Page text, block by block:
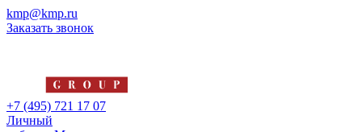
kmp@kmp.ru
Заказать звонок
+7 (495) 721 17 07
Личный